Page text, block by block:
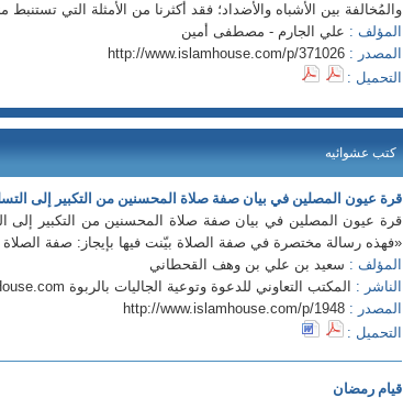
والمُخالفة بين الأشباه والأضداد؛ فقد أكثرنا من الأمثلة التي
المؤلف : علي الجارم - مصطفى أمين
المصدر : http://www.islamhouse.com/p/371026
التحميل :
كتب عشوائيه
قرة عيون المصلين في بيان صفة صلاة المحسنين من التكبير إلى
قرة عيون المصلين في بيان صفة صلاة المحسنين من التكبير
«فهذه رسالة مختصرة في صفة الصلاة بيّنت فيها بإيجاز: صفة الصلاة
المؤلف : سعيد بن علي بن وهف القحطاني
الناشر : المكتب التعاوني للدعوة وتوعية الجاليات بالربوة http://www.IslamHouse.com
المصدر : http://www.islamhouse.com/p/1948
التحميل :
قيام رمضان